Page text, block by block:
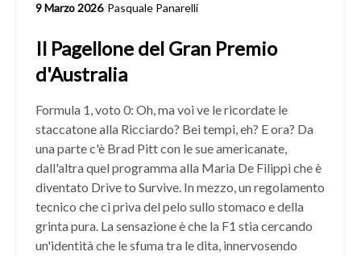
9 Marzo 2026/Pasquale Panarelli
Il Pagellone del Gran Premio
d'Australia
Formula 1, voto 0: Oh, ma voi ve le ricordate le
staccatone alla Ricciardo? Bei tempi, eh? E ora? Da
una parte c'è Brad Pitt con le sue americanate,
dall'altra quel programma alla Maria De Filippi che è
diventato Drive to Survive. In mezzo, un regolamento
tecnico che ci priva del pelo sullo stomaco e della
grinta pura. La sensazione è che la F1 stia cercando
un'identità che le sfuma tra le dita, innervosendo